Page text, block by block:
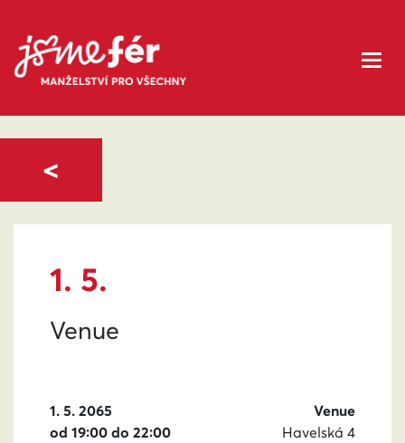
1. 5.
Venue
1. 5. 2065
od 19:00 do 22:00
Venue
Havelská 4
<